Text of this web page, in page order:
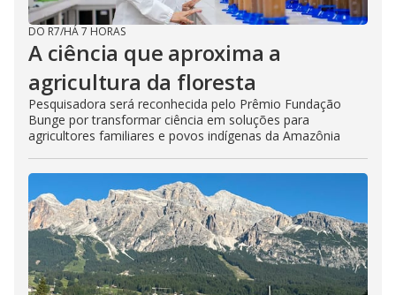
DO R7/HÁ 7 HORAS
A ciência que aproxima a
agricultura da floresta
Pesquisadora será reconhecida pelo Prêmio Fundação
Bunge por transformar ciência em soluções para
agricultores familiares e povos indígenas da Amazônia